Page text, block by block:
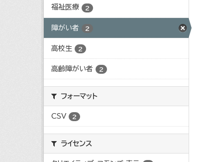
福祉医療 2
障がい者 2
高校生 2
高齢障がい者 2
フォーマット
CSV 2
ライセンス